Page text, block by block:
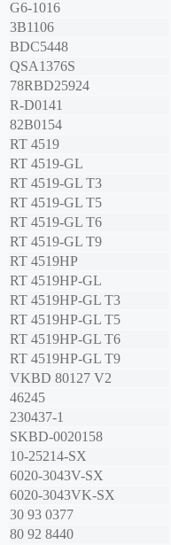
G6-1016
3B1106
BDC5448
QSA1376S
78RBD25924
R-D0141
82B0154
RT 4519
RT 4519-GL
RT 4519-GL T3
RT 4519-GL T5
RT 4519-GL T6
RT 4519-GL T9
RT 4519HP
RT 4519HP-GL
RT 4519HP-GL T3
RT 4519HP-GL T5
RT 4519HP-GL T6
RT 4519HP-GL T9
VKBD 80127 V2
46245
230437-1
SKBD-0020158
10-25214-SX
6020-3043V-SX
6020-3043VK-SX
30 93 0377
80 92 8440